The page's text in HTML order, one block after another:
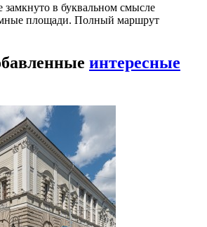
замкнуто в буквальном смысле
площади. Полный маршрут
интересные